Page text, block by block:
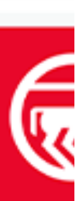
TOPY damskie od 49,90 PLN